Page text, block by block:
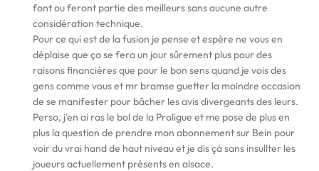
font ou feront partie des meilleurs sans aucune autre
considération technique.
Pour ce qui est de la fusion je pense et espère ne vous en
déplaise que ça se fera un jour sûrement plus pour des
raisons financières que pour le bon sens quand je vois des
gens comme vous et mr bramse guetter la moindre occasion
de se manifester pour bâcher les avis divergeants des leurs.
Perso, j'en ai ras le bol de la Proligue et me pose de plus en
plus la question de prendre mon abonnement sur Bein pour
voir du vrai hand de haut niveau et je dis çà sans insullter les
joueurs actuellement présents en alsace.